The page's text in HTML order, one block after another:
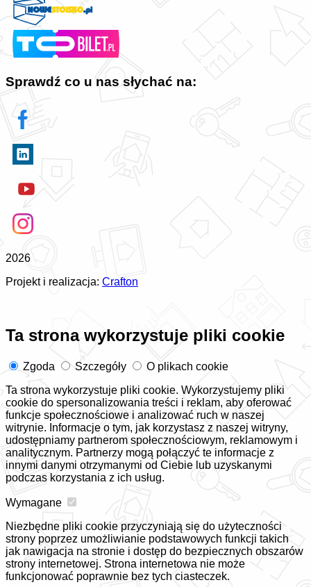
Sprawdź co u nas słychać na:
2026
Projekt i realizacja: Crafton
Ta strona wykorzystuje pliki cookie
Zgoda Szczegóły
O plikach cookie
Ta strona wykorzystuje pliki cookie. Wykorzystujemy pliki
cookie do spersonalizowania treści i reklam, aby oferować
funkcje społecznościowe i analizować ruch w naszej
witrynie. Informacje o tym, jak korzystasz z naszej witryny,
udostępniamy partnerom społecznościowym, reklamowym i
analitycznym. Partnerzy mogą połączyć te informacje z
innymi danymi otrzymanymi od Ciebie lub uzyskanymi
podczas korzystania z ich usług.
Wymagane
Niezbędne pliki cookie przyczyniają się do użyteczności
strony poprzez umożliwianie podstawowych funkcji takich
jak nawigacja na stronie i dostęp do bezpiecznych obszarów
strony internetowej. Strona internetowa nie może
funkcjonować poprawnie bez tych ciasteczek.